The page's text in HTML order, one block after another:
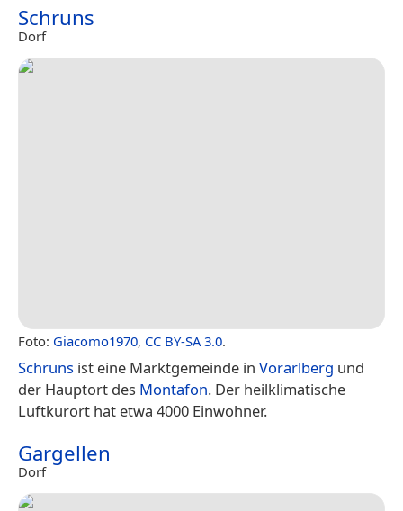
Schruns
Dorf
Foto: Giacomo1970, CC BY-SA 3.0.
Schruns ist eine Marktgemeinde in Vorarlberg und
der Hauptort des Montafon. Der heilklimatische
Luftkurort hat etwa 4000 Einwohner.
Gargellen
Dorf